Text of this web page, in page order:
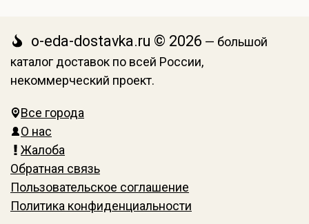
o-eda-dostavka.ru © 2026 — большой
каталог доставок по всей России,
некоммерческий проект.
Все города
О нас
Жалоба
Обратная связь
Пользовательское соглашение
Политика конфиденциальности